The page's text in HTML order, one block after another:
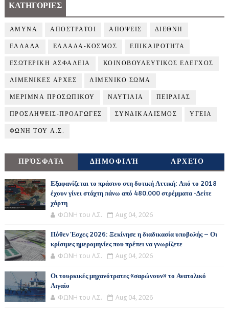
ΚΑΤΗΓΟΡΙΕΣ
ΑΜΥΝΑ ΑΠΟΣΤΡΑΤΟΙ ΑΠΟΨΕΙΣ ΔΙΕΘΝΗ
ΕΛΛΑΔΑ ΕΛΛΑΔΑ-ΚΟΣΜΟΣ ΕΠΙΚΑΙΡΟΤΗΤΑ
ΕΣΩΤΕΡΙΚΗ ΑΣΦΑΛΕΙΑ ΚΟΙΝΟΒΟΥΛΕΥΤΙΚΟΣ ΕΛΕΓΧΟΣ
ΛΙΜΕΝΙΚΕΣ ΑΡΧΕΣ ΛΙΜΕΝΙΚΟ ΣΩΜΑ
ΜΕΡΙΜΝΑ ΠΡΟΣΩΠΙΚΟΥ ΝΑΥΤΙΛΙΑ ΠΕΙΡΑΙΑΣ
ΠΡΟΣΛΗΨΕΙΣ-ΠΡΟΑΓΩΓΕΣ ΣΥΝΔΙΚΑΛΙΣΜΟΣ ΥΓΕΙΑ
ΦΩΝΗ ΤΟΥ Λ.Σ.
ΠΡΌΣΦΑΤΑ ΔΗΜΟΦΙΛΉ ΑΡΧΕΊΟ
Εξαφανίζεται το πράσινο στη δυτική Αττική: Από το 2018
έχουν γίνει στάχτη πάνω από 480.000 στρέμματα -Δείτε
χάρτη
ΦΩΝΗ του Λ.Σ. Aug 04, 2026
Πόθεν Έσχες 2026: Ξεκίνησε η διαδικασία υποβολής – Οι
κρίσιμες ημερομηνίες που πρέπει να γνωρίζετε
ΦΩΝΗ του Λ.Σ. Aug 04, 2026
Οι τουρκικές μηχανότρατες «σαρώνουν» το Ανατολικό
Αιγαίο
ΦΩΝΗ του Λ.Σ. Aug 04, 2026